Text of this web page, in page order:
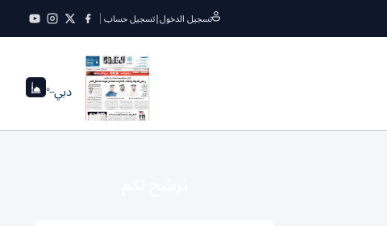
تسجيل الدخول|تسجيل حساب
دبي--°